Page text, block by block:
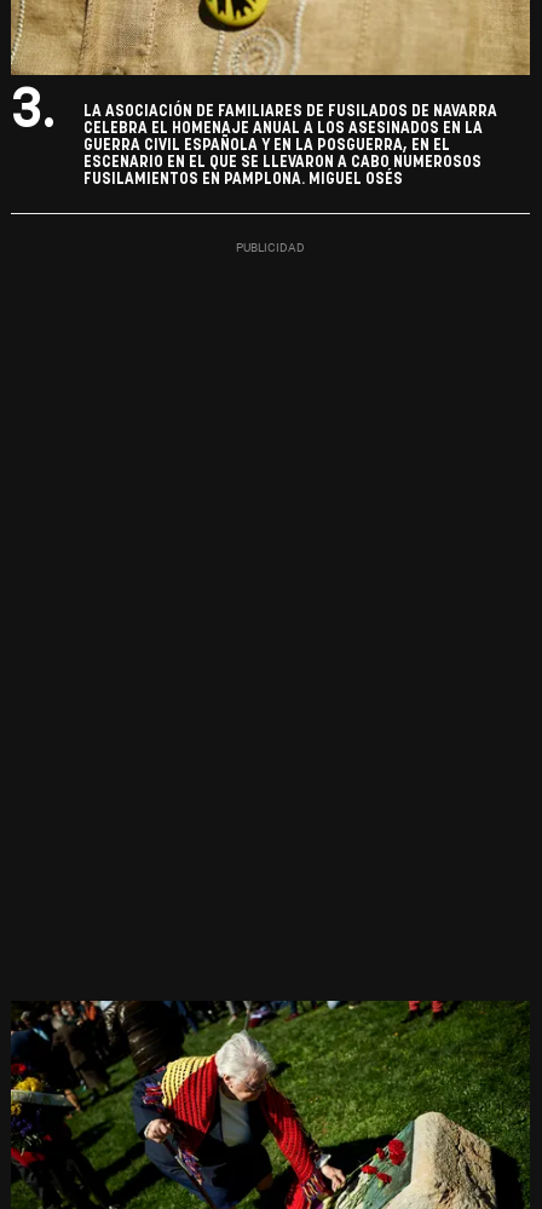
3.
LA ASOCIACIÓN DE FAMILIARES DE FUSILADOS DE NAVARRA
CELEBRA EL HOMENAJE ANUAL A LOS ASESINADOS EN LA
GUERRA CIVIL ESPAÑOLA Y EN LA POSGUERRA, EN EL
ESCENARIO EN EL QUE SE LLEVARON A CABO NUMEROSOS
FUSILAMIENTOS EN PAMPLONA. MIGUEL OSÉS